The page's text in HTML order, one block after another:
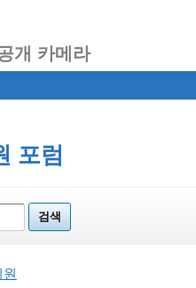
개 카메라
포럼